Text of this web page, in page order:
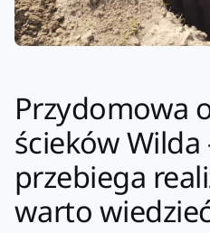
Przydomowa
ścieków Wilda
przebiega
warto